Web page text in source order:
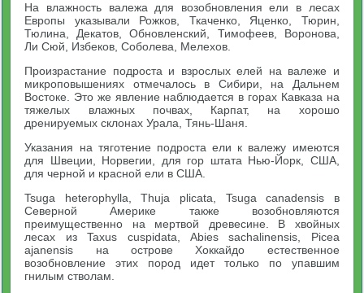
На влажность валежа для возобновления ели в лесах
Европы указывали Рожков, Ткаченко, Яценко, Тюрин,
Тюлина, Декатов, Обновленский, Тимофеев, Воронова,
Ли Сюй, Избеков, Соболева, Мелехов.
Произрастание подроста и взрослых елей на валеже и
микроповышениях отмечалось в Сибири, на Дальнем
Востоке. Это же явление наблюдается в горах Кавказа на
тяжелых влажных почвах, Карпат, на хорошо
дренируемых склонах Урала, Тянь-Шаня.
Указания на тяготение подроста ели к валежу имеются
для Швеции, Норвегии, для гор штата Нью-Йорк, США,
для черной и красной ели в США.
Tsuga heterophylla, Thuja plicata, Tsuga canadensis в
Северной Америке также возобновляются
преимущественно на мертвой древесине. В хвойных
лесах из Taxus cuspidata, Abies sachalinensis, Picea
ajanensis на острове Хоккайдо естественное
возобновление этих пород идет только по упавшим
гнилым стволам.